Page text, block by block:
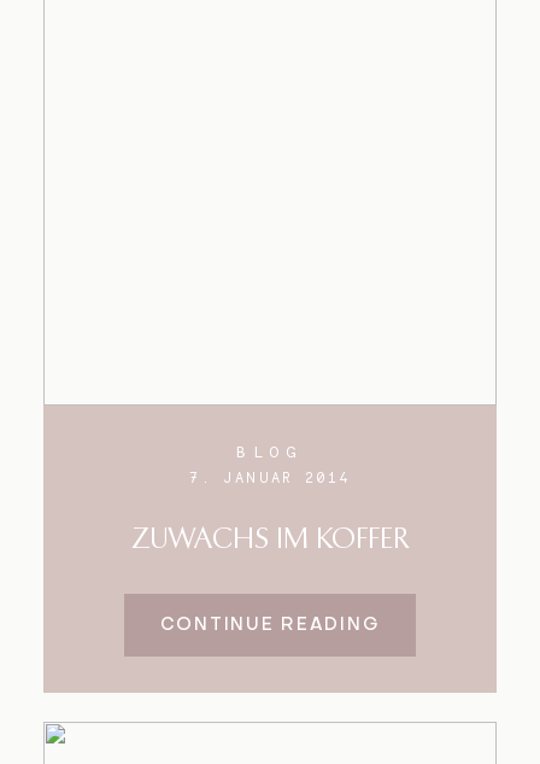
BLOG
7. JANUAR 2014
ZUWACHS IM KOFFER
CONTINUE READING